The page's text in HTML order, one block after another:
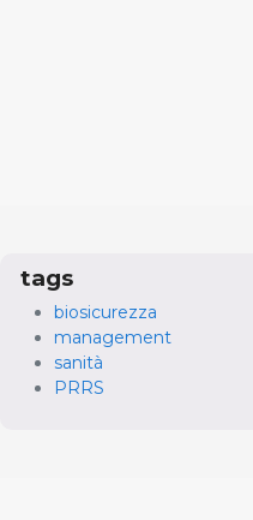
tags
biosicurezza
management
sanità
PRRS